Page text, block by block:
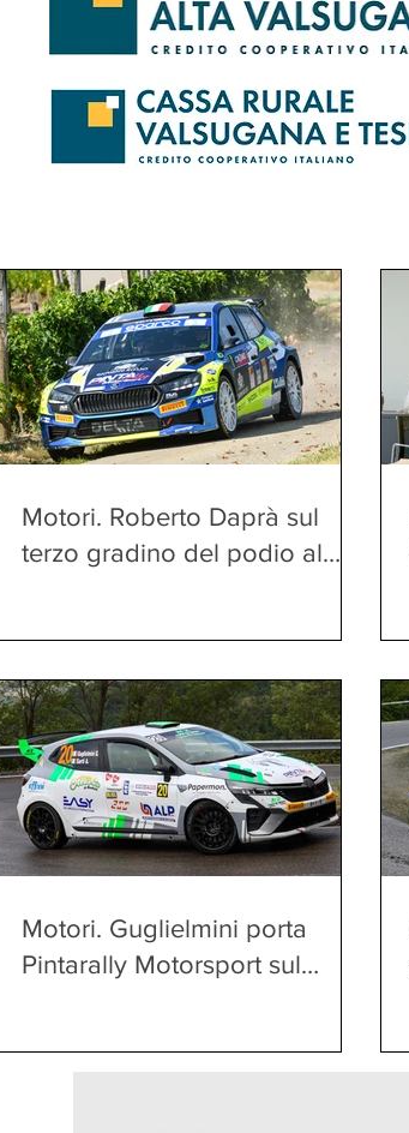
Motori. Roberto Daprà sul
terzo gradino del podio al
Motori. Guglielmini porta
Pintarally Motorsport sul